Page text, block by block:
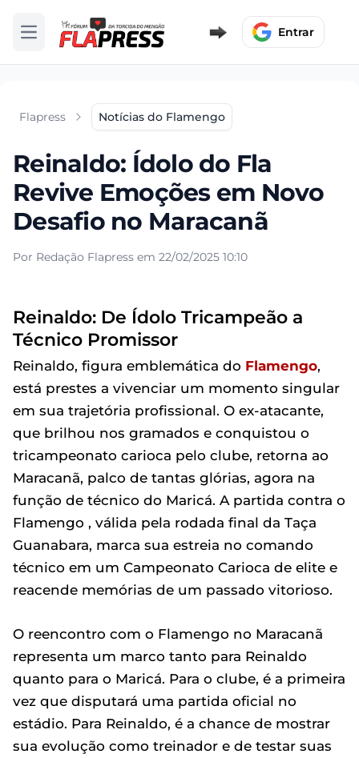
Abrir menu Entrar
Flapress Notícias do Flamengo
Reinaldo: Ídolo do Fla
Revive Emoções em Novo
Desafio no Maracanã
Por Redação Flapress em 22/02/2025 10:10
Reinaldo: De Ídolo Tricampeão a
Técnico Promissor
Reinaldo, figura emblemática do Flamengo,
está prestes a vivenciar um momento singular
em sua trajetória profissional. O ex-atacante,
que brilhou nos gramados e conquistou o
tricampeonato carioca pelo clube, retorna ao
Maracanã, palco de tantas glórias, agora na
função de técnico do Maricá. A partida contra o
Flamengo , válida pela rodada final da Taça
Guanabara, marca sua estreia no comando
técnico em um Campeonato Carioca de elite e
reacende memórias de um passado vitorioso.
O reencontro com o Flamengo no Maracanã
representa um marco tanto para Reinaldo
quanto para o Maricá. Para o clube, é a primeira
vez que disputará uma partida oficial no
estádio. Para Reinaldo, é a chance de mostrar
sua evolução como treinador e de testar suas